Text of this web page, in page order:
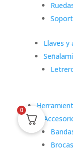
Llaves y
Brocas
0